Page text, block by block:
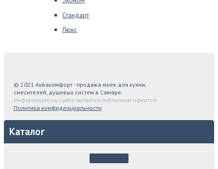
Стандарт
Люкс
© 2021 Аквакомфорт - продажа моек для кухни,
смесителей, душевых систем в Самаре.
Информация на сайте является публичной офертой
Политика конфиденциальности
Каталог